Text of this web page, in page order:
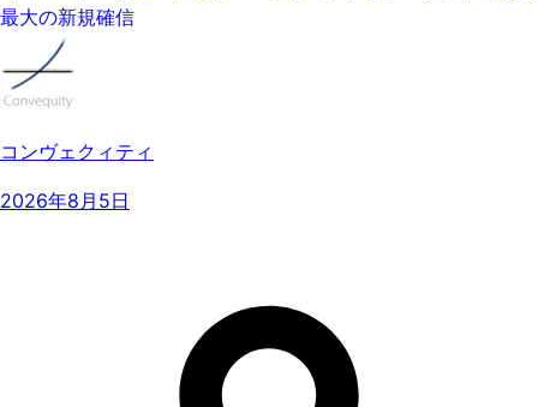
最大の新規確信
コンヴェクィティ
2026年8月5日